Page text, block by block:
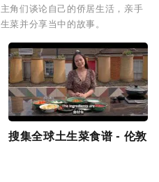
角们谈论自己的侨居生活，亲手
菜并分享当中的故事。
搜集全球土生菜食谱 - 伦敦